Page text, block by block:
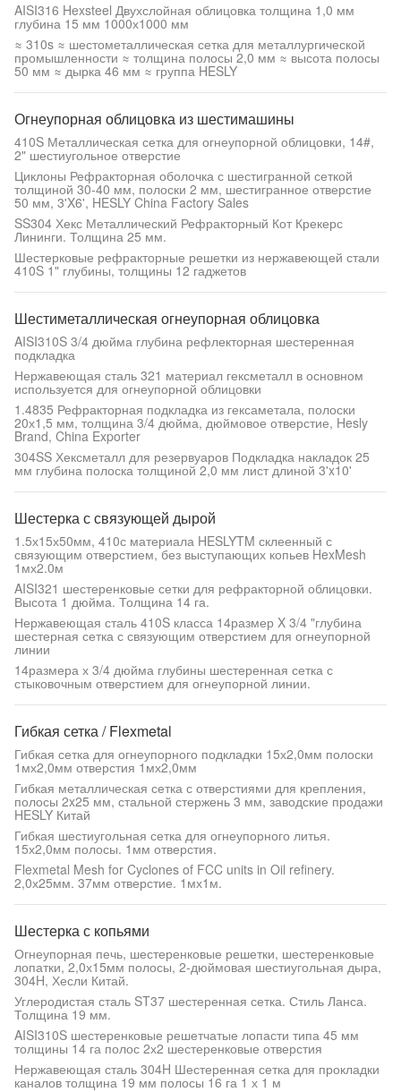
AISI316 Hexsteel Двухслойная облицовка толщина 1,0 мм
глубина 15 мм 1000х1000 мм
≈ 310s ≈ шестометаллическая сетка для металлургической
промышленности ≈ толщина полосы 2,0 мм ≈ высота полосы
50 мм ≈ дырка 46 мм ≈ группа HESLY
Огнеупорная облицовка из шестимашины
410S Металлическая сетка для огнеупорной облицовки, 14#,
2" шестиугольное отверстие
Циклоны Рефракторная оболочка с шестигранной сеткой
толщиной 30-40 мм, полоски 2 мм, шестигранное отверстие
50 мм, 3'X6', HESLY China Factory Sales
SS304 Хекс Металлический Рефракторный Кот Крекерс
Лининги. Толщина 25 мм.
Шестерковые рефракторные решетки из нержавеющей стали
410S 1" глубины, толщины 12 гаджетов
Шестиметаллическая огнеупорная облицовка
AISI310S 3/4 дюйма глубина рефлекторная шестеренная
подкладка
Нержавеющая сталь 321 материал гексметалл в основном
используется для огнеупорной облицовки
1.4835 Рефракторная подкладка из гексаметала, полоски
20х1,5 мм, толщина 3/4 дюйма, дюймовое отверстие, Hesly
Brand, China Exporter
304SS Хексметалл для резервуаров Подкладка накладок 25
мм глубина полоска толщиной 2,0 мм лист длиной 3'x10'
Шестерка с связующей дырой
1.5х15х50мм, 410с материала HESLYTM склеенный с
связующим отверстием, без выступающих копьев HexMesh
1мх2.0м
AISI321 шестеренковые сетки для рефракторной облицовки.
Высота 1 дюйма. Толщина 14 га.
Нержавеющая сталь 410S класса 14размер X 3/4 "глубина
шестерная сетка с связующим отверстием для огнеупорной
линии
14размера х 3/4 дюйма глубины шестеренная сетка с
стыковочным отверстием для огнеупорной линии.
Гибкая сетка / Flexmetal
Гибкая сетка для огнеупорного подкладки 15х2,0мм полоски
1мх2,0мм отверстия 1мх2,0мм
Гибкая металлическая сетка с отверстиями для крепления,
полосы 2x25 мм, стальной стержень 3 мм, заводские продажи
HESLY Китай
Гибкая шестиугольная сетка для огнеупорного литья.
15х2,0мм полосы. 1мм отверстия.
Flexmetal Mesh for Cyclones of FCC units in Oil refinery.
2,0х25мм. 37мм отверстие. 1мх1м.
Шестерка с копьями
Огнеупорная печь, шестеренковые решетки, шестеренковые
лопатки, 2,0х15мм полосы, 2-дюймовая шестиугольная дыра,
304H, Хесли Китай.
Углеродистая сталь ST37 шестеренная сетка. Стиль Ланса.
Толщина 19 мм.
AISI310S шестеренковые решетчатые лопасти типа 45 мм
толщины 14 га полос 2х2 шестеренковые отверстия
Нержавеющая сталь 304H Шестеренная сетка для прокладки
каналов толщина 19 мм полосы 16 га 1 х 1 м